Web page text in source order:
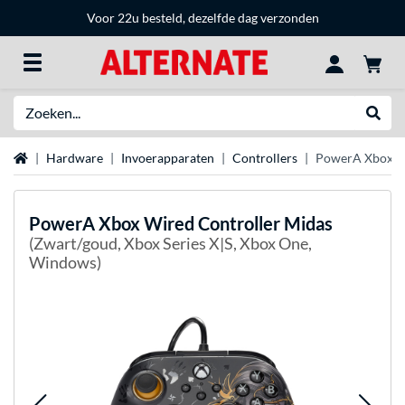
Voor 22u besteld, dezelfde dag verzonden
Home Hardware Invoerapparaten Controllers PowerA Xbox
PowerAXbox Wired Controller Midas
(Zwart/goud, Xbox Series X|S, Xbox One,
Windows)